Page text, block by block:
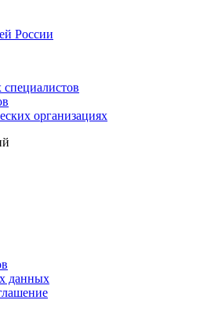
России
организациях
данных